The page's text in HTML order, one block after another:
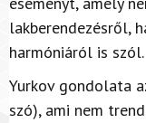
lakberendezésről,
harmóniáról is szól.
Yurkov gondolata
szó), ami nem